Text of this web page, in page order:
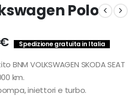
Polo
€Il
prezzo
attuale
è:
570,00€.
Spedizione gratuita in Italia
BNM VOLKSWAGEN SKODA SEAT
km.
iniettori e turbo.